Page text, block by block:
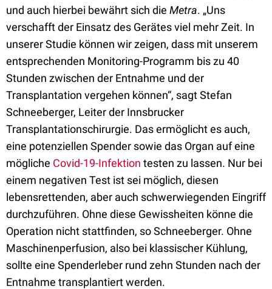
und auch hierbei bewährt sich die Metra. „Uns
verschafft der Einsatz des Gerätes viel mehr Zeit. In
unserer Studie können wir zeigen, dass mit unserem
entsprechenden Monitoring-Programm bis zu 40
Stunden zwischen der Entnahme und der
Transplantation vergehen können“, sagt Stefan
Schneeberger, Leiter der Innsbrucker
Transplantationschirurgie. Das ermöglicht es auch,
eine potenziellen Spender sowie das Organ auf eine
mögliche Covid-19-Infektion testen zu lassen. Nur bei
einem negativen Test ist sei möglich, diesen
lebensrettenden, aber auch schwerwiegenden Eingriff
durchzuführen. Ohne diese Gewissheiten könne die
Operation nicht stattfinden, so Schneeberger. Ohne
Maschinenperfusion, also bei klassischer Kühlung,
sollte eine Spenderleber rund zehn Stunden nach der
Entnahme transplantiert werden.